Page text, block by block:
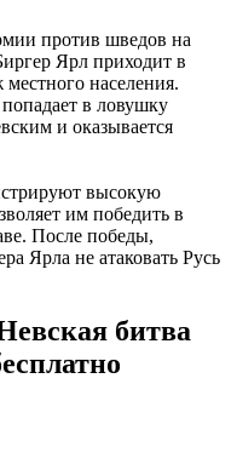
против шведов на
Ярл приходит в
населения.
в ловушку
и оказывается
высокую
им победить в
После победы,
Ярла не атаковать Русь
битва